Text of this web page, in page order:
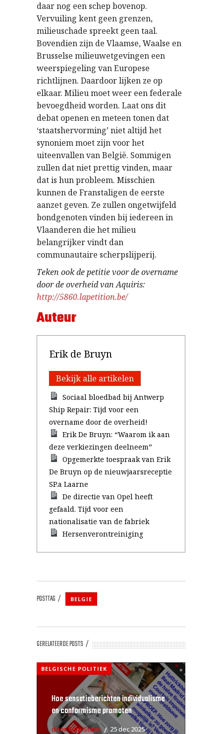
daar nog een schep bovenop.
Vervuiling kent geen grenzen,
milieuschade spreekt geen taal.
Bovendien zijn de Vlaamse, Waalse en
Brusselse milieuwetgevingen een
weerspiegeling van Europese
richtlijnen. Daardoor lijken ze op
elkaar. Milieu moet weer een federale
bevoegdheid worden. Laat ons dit
debat openen en meteen tonen dat
‘staatshervorming’ niet altijd het
synoniem moet zijn voor het
uiteenvallen van België. Sommigen
zullen dat niet prettig vinden, maar
dat is hun probleem. Misschien
kunnen de Franstaligen de eerste
aanzet geven. Ze zullen ongetwijfeld
bondgenoten vinden bij iedereen in
Vlaanderen die het milieu
belangrijker vindt dan
communautaire scherpslijperij.
Teken ook de petitie voor de overname
door de overheid van Aquiris:
http://5860.lapetition.be/
Auteur
Erik de Bruyn
Bekijk alle artikelen
Sociaal bloedbad bij Antwerp
Ship Repair: Tijd voor een
overname door de overheid!
Erik De Bruyn: “Waarom ik aan
deze verkiezingen deelneem”
Opgemerkte toespraak van Erik
De Bruyn op de nieuwjaarsreceptie
SP.a Laarne
De directie van Opel heeft
gefaald. Tijd voor een
nationalisatie van de fabriek
Hersenverontreiniging
POSTTAG BELGIE
GERELATEERDE POSTS
BELGISCHE POLITIEK
Hoe sensatieberichten individualisme
en conformisme promoten
door Filip Staes 25 dec 2025